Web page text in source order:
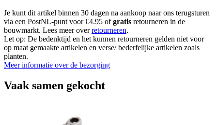
Je kunt dit artikel binnen 30 dagen na aankoop naar ons terugsturen
via een PostNL-punt voor €4.95 ofgratis retourneren in de
bouwmarkt. Lees meer overretourneren.
Let op: De bedenktijd en het kunnen retourneren gelden niet voor
op maat gemaakte artikelen en verse/ bederfelijke artikelen zoals
planten.
Meer informatie over de bezorging
Vaak samen gekocht